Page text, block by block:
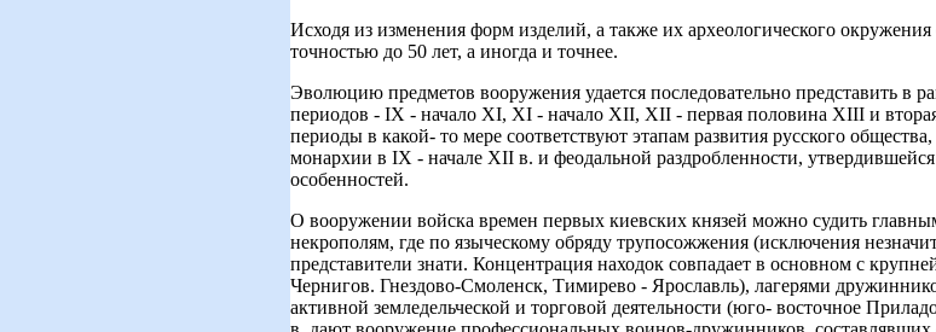
Исходя из изменения форм изделий, а также их археологического
точностью до 50 лет, а иногда и точнее.
Эволюцию предметов вооружения удается последовательно представить в
периодов - IX - начало XI, XI - начало XII, XII - первая половина XIII и
периоды в какой- то мере соответствуют этапам развития русского
монархии в IX - начале XII в. и феодальной раздробленности,
особенностей.
О вооружении войска времен первых киевских князей можно судить
некрополям, где по языческому обряду трупосожжения (исключения
представители знати. Концентрация находок совпадает в основном с
Чернигов. Гнездово-Смоленск, Тимирево - Ярославль), лагерями
активной земледельческой и торговой деятельности (юго- восточное